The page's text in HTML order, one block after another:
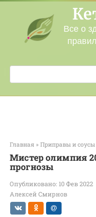
Перейти
контенту
Все о
Поиск:
Главная » Приправы и соусы
Мистер олимпия
прогнозы
Опубликовано: 10 Фев 2022
Алексей Смирнов